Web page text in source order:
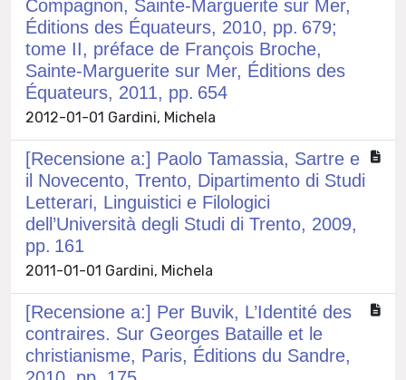
Compagnon, Sainte-Marguerite sur Mer,
Éditions des Équateurs, 2010, pp. 679;
tome II, préface de François Broche,
Sainte-Marguerite sur Mer, Éditions des
Équateurs, 2011, pp. 654
2012-01-01 Gardini, Michela
[Recensione a:] Paolo Tamassia, Sartre e
il Novecento, Trento, Dipartimento di Studi
Letterari, Linguistici e Filologici
dell’Università degli Studi di Trento, 2009,
pp. 161
2011-01-01 Gardini, Michela
[Recensione a:] Per Buvik, L’Identité des
contraires. Sur Georges Bataille et le
christianisme, Paris, Éditions du Sandre,